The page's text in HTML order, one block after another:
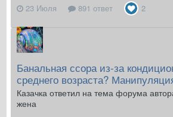
23 Июля
891 ответ 2
Банальная ссора из-за
среднего возраста?
Казачка ответил на тема форума
жена